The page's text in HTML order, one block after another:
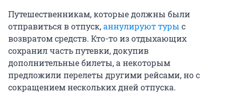
Путешественникам, которые должны были
отправиться в отпуск,аннулируют туры с
возвратом средств. Кто-то из отдыхающих
сохранил часть путевки, докупив
дополнительные билеты, а некоторым
предложили перелеты другими рейсами, но с
сокращением нескольких дней отпуска.